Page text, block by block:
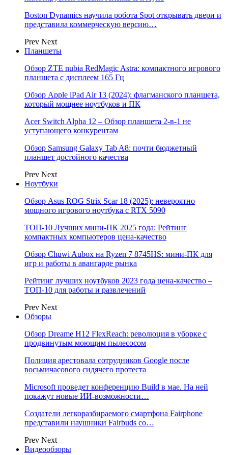
Boston Dynamics научила робота Spot открывать двери и
представила коммерческую версию…
Prev Next
Планшеты
Обзор ZTE nubia RedMagic Astra: компактного игрового
планшета с дисплеем 165 Гц
Обзор Apple iPad Air 13 (2024): флагманского планшета,
который мощнее ноутбуков и ПК
Acer Switch Alpha 12 – Обзор планшета 2-в-1 не
уступающего конкурентам
Обзор Samsung Galaxy Tab A8: почти бюджетный
планшет достойного качества
Prev Next
Ноутбуки
Обзор Asus ROG Strix Scar 18 (2025): невероятно
мощного игрового ноутбука с RTX 5090
ТОП-10 Лучших мини-ПК 2025 года: Рейтинг
компактных компьютеров цена-качество
Обзор Chuwi Aubox на Ryzen 7 8745HS: мини-ПК для
игр и работы в авангарде рынка
Рейтинг лучших ноутбуков 2023 года цена-качество –
ТОП-10 для работы и развлечений
Prev Next
Обзоры
Обзор Dreame H12 FlexReach: революция в уборке с
продвинутым моющим пылесосом
Полиция арестовала сотрудников Google после
восьмичасового сидячего протеста
Microsoft проведет конференцию Build в мае. На ней
покажут новые ИИ-возможности…
Создатели легкоразбираемого смартфона Fairphone
представили наушники Fairbuds со…
Prev Next
Видеообзоры